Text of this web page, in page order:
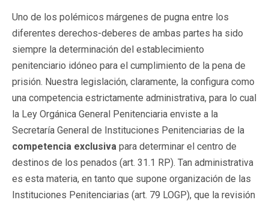
Uno de los polémicos márgenes de pugna entre los
diferentes derechos-deberes de ambas partes ha sido
siempre la determinación del establecimiento
penitenciario idóneo para el cumplimiento de la pena de
prisión. Nuestra legislación, claramente, la configura como
una competencia estrictamente administrativa, para lo cual
la Ley Orgánica General Penitenciaria enviste a la
Secretaría General de Instituciones Penitenciarias de la
competencia exclusiva para determinar el centro de
destinos de los penados (art. 31.1 RP). Tan administrativa
es esta materia, en tanto que supone organización de las
Instituciones Penitenciarias (art. 79 LOGP), que la revisión